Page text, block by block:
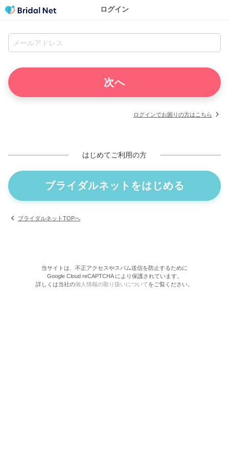
ログイン
ログインでお困りの方はこちら
はじめてご利用の方
ブライダルネットをはじめる
ブライダルネットTOPへ
当サイトは、不正アクセスやスパム送信を防止するために
Google Cloud reCAPTCHA により保護されています。
詳しくは当社の個人情報の取り扱いについてをご覧ください。